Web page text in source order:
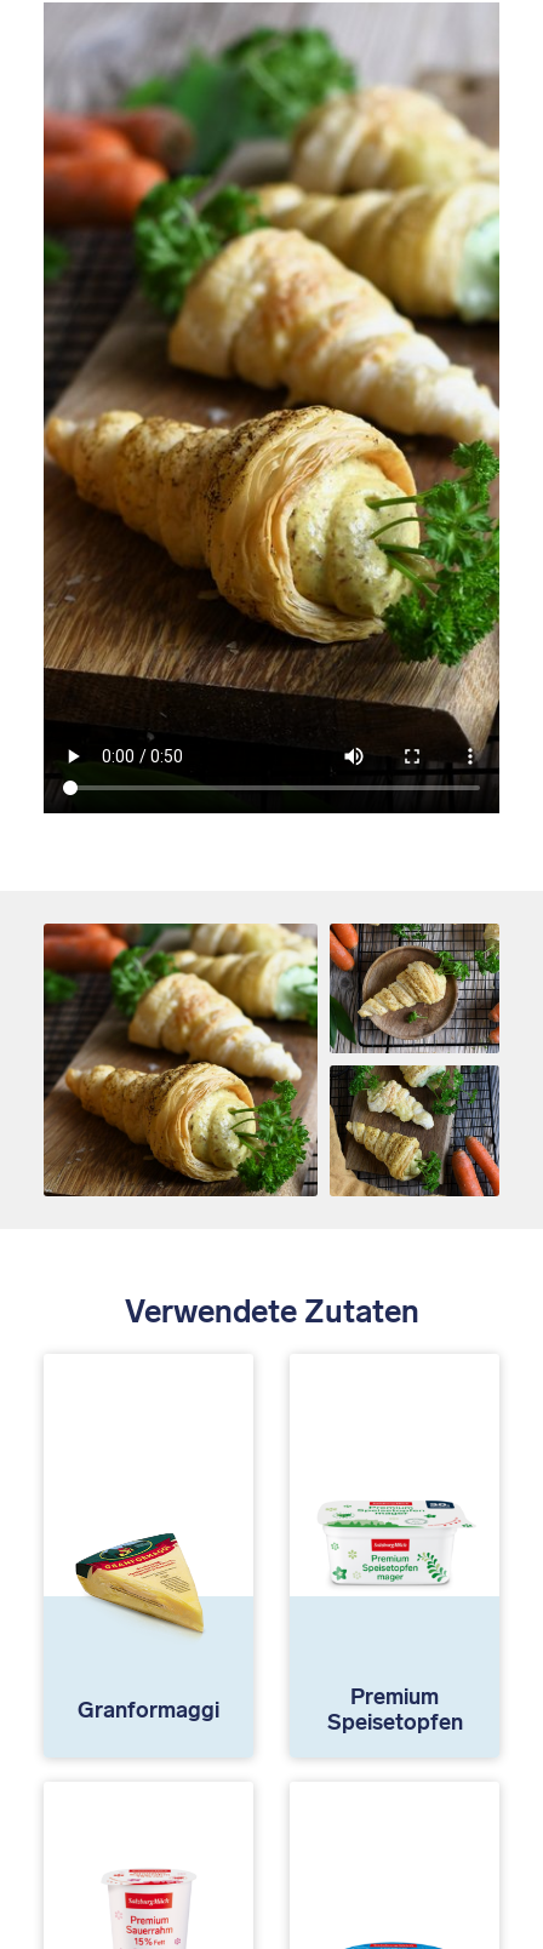
Verwendete Zutaten
Granformaggi
Premium
Speisetopfen